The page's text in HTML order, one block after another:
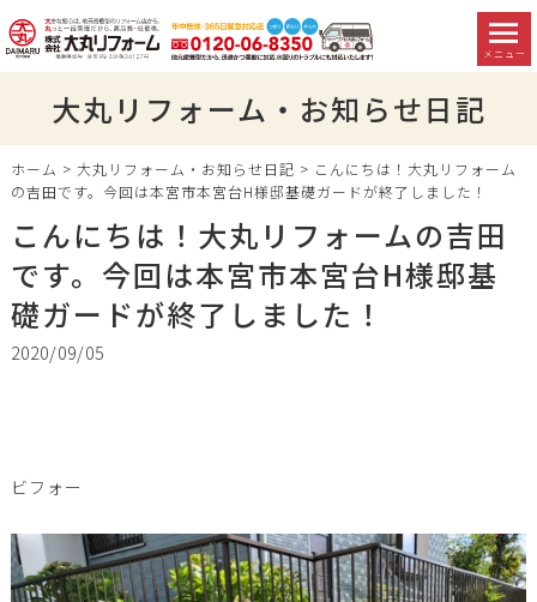
メニュー
大丸リフォーム・お知らせ日記
ホーム > 大丸リフォーム・お知らせ日記 > こんにちは！大丸リフォーム
の吉田です。今回は本宮市本宮台H様邸基礎ガードが終了しました！
こんにちは！大丸リフォームの吉田
です。今回は本宮市本宮台H様邸基
礎ガードが終了しました！
2020/09/05
ビフォー